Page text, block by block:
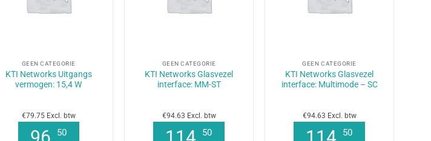
GEEN CATEGORIE
KTI Networks Uitgangs
vermogen: 15,4 W
€79.75 Excl. btw
50
GEEN CATEGORIE
KTI Networks Glasvezel
interface: MM-ST
€94.63 Excl. btw
50
GEEN CATEGORIE
KTI Networks Glasvezel
interface: Multimode – SC
€94.63 Excl. btw
50